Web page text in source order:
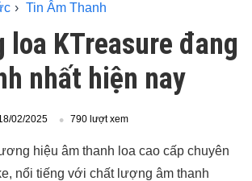
Tin Âm Thanh
loa KTreasure đang
nhất hiện nay
02/2025 790 lượt xem
hiệu âm thanh loa cao cấp chuyên
nổi tiếng với chất lượng âm thanh